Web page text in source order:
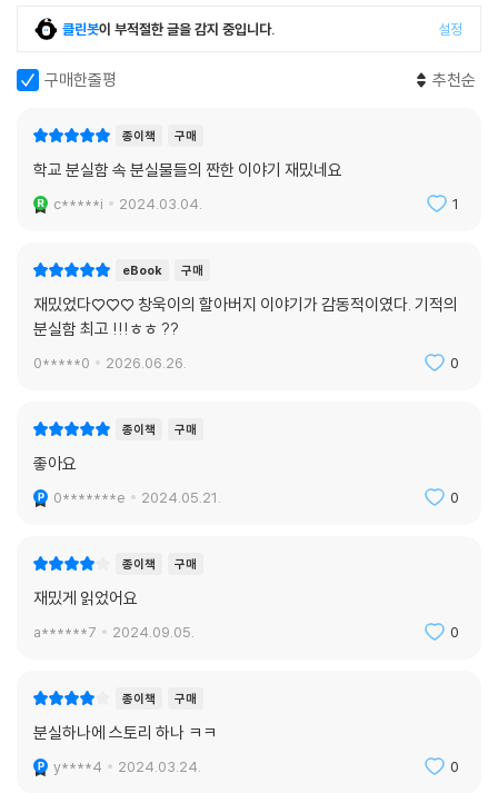
클린봇이 부적절한 글을 감지 중입니다. 설정
구매한줄평 추천순
종이책 구매
학교 분실함 속 분실물들의 짠한 이야기 재밌네요
c*****i 2024.03.04. 1
eBook 구매
재밌었다♡♡♡ 창욱이의 할아버지 이야기가 감동적이였다. 기적의
분실함 최고 !!!ㅎㅎ ??
0*****0 2026.06.26. 0
종이책 구매
좋아요
0*******e 2024.05.21. 0
종이책 구매
재밌게 읽었어요
a******7 2024.09.05. 0
종이책 구매
분실하나에 스토리 하나 ㅋㅋ
y****4 2024.03.24. 0